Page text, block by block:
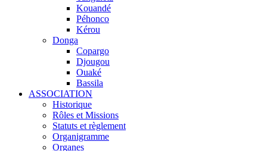
Kouandé
Péhonco
Kérou
Donga
Copargo
Djougou
Ouaké
Bassila
ASSOCIATION
Historique
Rôles et Missions
Statuts et règlement
Organigramme
Organes